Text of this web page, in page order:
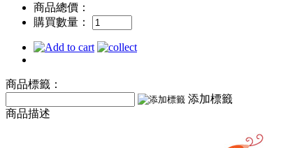
商品總價：
購買數量：
商品標籤：
添加標籤
商品描述